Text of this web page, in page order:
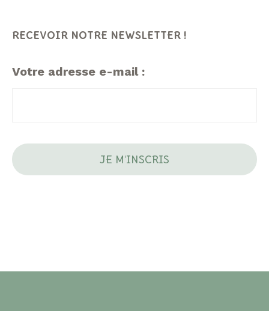
RECEVOIR NOTRE NEWSLETTER !
Votre adresse e-mail :